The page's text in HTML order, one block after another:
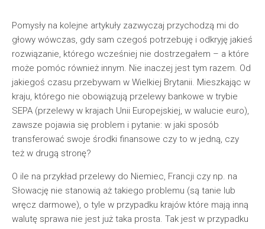
Pomysły na kolejne artykuły zazwyczaj przychodzą mi do
głowy wówczas, gdy sam czegoś potrzebuję i odkryję jakieś
rozwiązanie, którego wcześniej nie dostrzegałem – a które
może pomóc również innym. Nie inaczej jest tym razem. Od
jakiegoś czasu przebywam w Wielkiej Brytanii. Mieszkając w
kraju, którego nie obowiązują przelewy bankowe w trybie
SEPA (przelewy w krajach Unii Europejskiej, w walucie euro),
zawsze pojawia się problem i pytanie: w jaki sposób
transferować swoje środki finansowe czy to w jedną, czy
też w drugą stronę?
O ile na przykład przelewy do Niemiec, Francji czy np. na
Słowację nie stanowią aż takiego problemu (są tanie lub
wręcz darmowe), o tyle w przypadku krajów które mają inną
walutę sprawa nie jest już taka prosta. Tak jest w przypadku